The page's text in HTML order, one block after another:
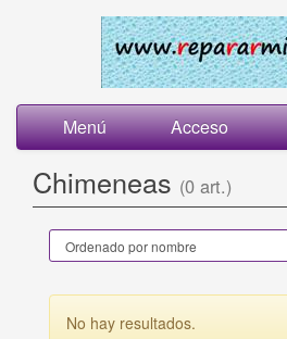
Menú Acceso
Chimeneas (0 art.)
No hay resultados.